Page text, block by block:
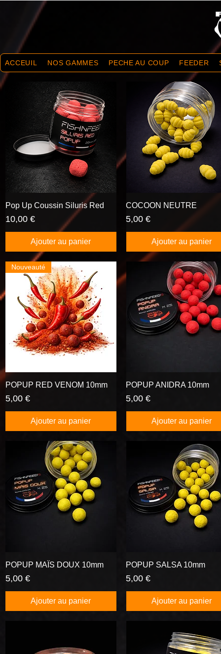
ACCEUIL NOS GAMMES PECHE AU COUP FEEDER
Aperçu rapide
Pop Up Coussin Siluris Red
Prix
10,00 €
Ajouter au panier
Aperçu rapide
COCOON NEUTRE
Prix
5,00 €
Ajouter au panier
Aperçu rapide
Nouveauté
POPUP RED VENOM 10mm
Prix
5,00 €
Ajouter au panier
Aperçu rapide
POPUP ANIDRA 10mm
Prix
5,00 €
Ajouter au panier
Aperçu rapide
POPUP MAÏS DOUX 10mm
Prix
5,00 €
Ajouter au panier
Aperçu rapide
POPUP SALSA 10mm
Prix
5,00 €
Ajouter au panier